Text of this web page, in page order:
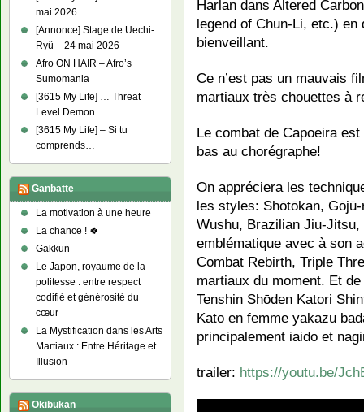
Harlan dans Altered
legend of Chun-Li, etc.) en
bienveillant.
Ce n’est pas un mauvais
martiaux très chouettes à
Le combat de Capoeira
bas au chorégraphe!
On appréciera les
les styles: Shōtōkan,
Wushu, Brazilian Jiu-
emblématique avec à son
Combat Rebirth, Triple
martiaux du moment. Et
Tenshin Shōden Katori
Kato en femme yakazu
principalement iaido et
trailer: https://youtu.be/
mai 2026
[Annonce] Stage de Uechi-
Ryû – 24 mai 2026
Afro ON HAIR – Afro’s
Sumomania
[3615 My Life] … Threat
Level Demon
[3615 My Life] – Si tu
comprends…
Ganbatte
La motivation à une heure
La chance ! 🍀
Gakkun
Le Japon, royaume de la
politesse : entre respect
codifié et générosité du
cœur
La Mystification dans les Arts
Martiaux : Entre Héritage et
Illusion
Okibukan